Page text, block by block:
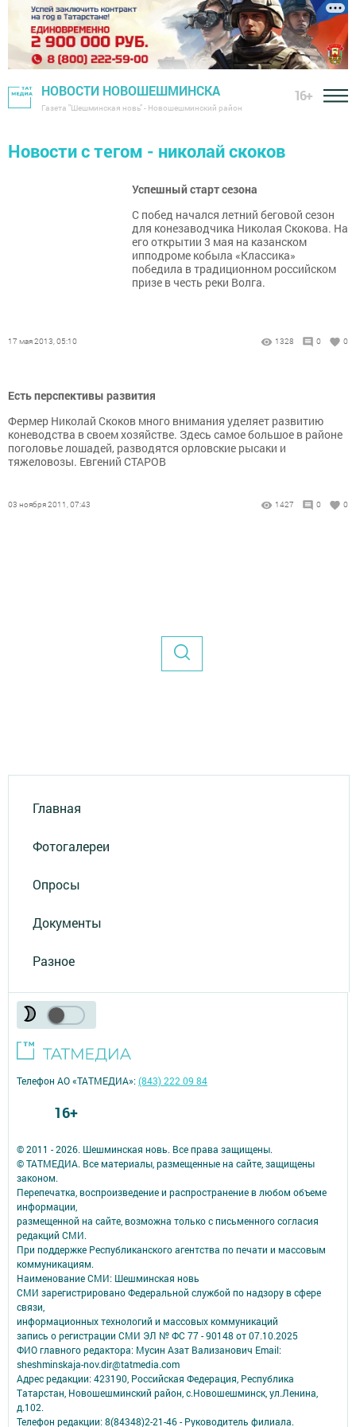
НОВОСТИ НОВОШЕШМИНСКА
Газета "Шешминская новь" - Новошешминский район
16+
Новости с тегом - николай скоков
Успешный старт сезона
С побед начался летний беговой сезон
для конезаводчика Николая Скокова. На
его открытии 3 мая на казанском
ипподроме кобыла «Классика»
победила в традиционном российском
призе в честь реки Волга.
17 мая 2013, 05:10 1328 0 0
Есть перспективы развития
Фермер Николай Скоков много внимания уделяет развитию
коневодства в своем хозяйстве. Здесь самое большое в районе
поголовье лошадей, разводятся орловские рысаки и
тяжеловозы. Евгений СТАРОВ
03 ноября 2011, 07:43 1427 0 0
Главная
Фотогалереи
Опросы
Документы
Разное
© 2011 - 2026. Шешминская новь. Все права защищены.
© ТАТМЕДИА. Все материалы, размещенные на сайте, защищены
законом.
Перепечатка, воспроизведение и распространение в любом объеме
информации,
размещенной на сайте, возможна только с письменного согласия
редакций СМИ.
При поддержке Республиканского агентства по печати и массовым
коммуникациям.
Наименование СМИ: Шешминская новь
СМИ зарегистрировано Федеральной службой по надзору в сфере
связи,
информационных технологий и массовых коммуникаций
запись о регистрации СМИ ЭЛ № ФС 77 - 90148 от 07.10.2025
ФИО главного редактора: Мусин Азат Вализанович Email:
sheshminskaja-nov.dir@tatmedia.com
Адрес редакции: 423190, Российская Федерация, Республика
Татарстан, Новошешминский район, с.Новошешминск, ул.Ленина,
д.102.
Телефон редакции: 8(84348)2-21-46 - Руководитель филиала.
Телефон АО «ТАТМЕДИА»:(843) 222 09 84
16+